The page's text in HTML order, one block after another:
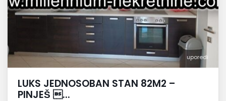
uporedi
LUKS JEDNOSOBAN STAN 82M2 –
PINJEŠ ...